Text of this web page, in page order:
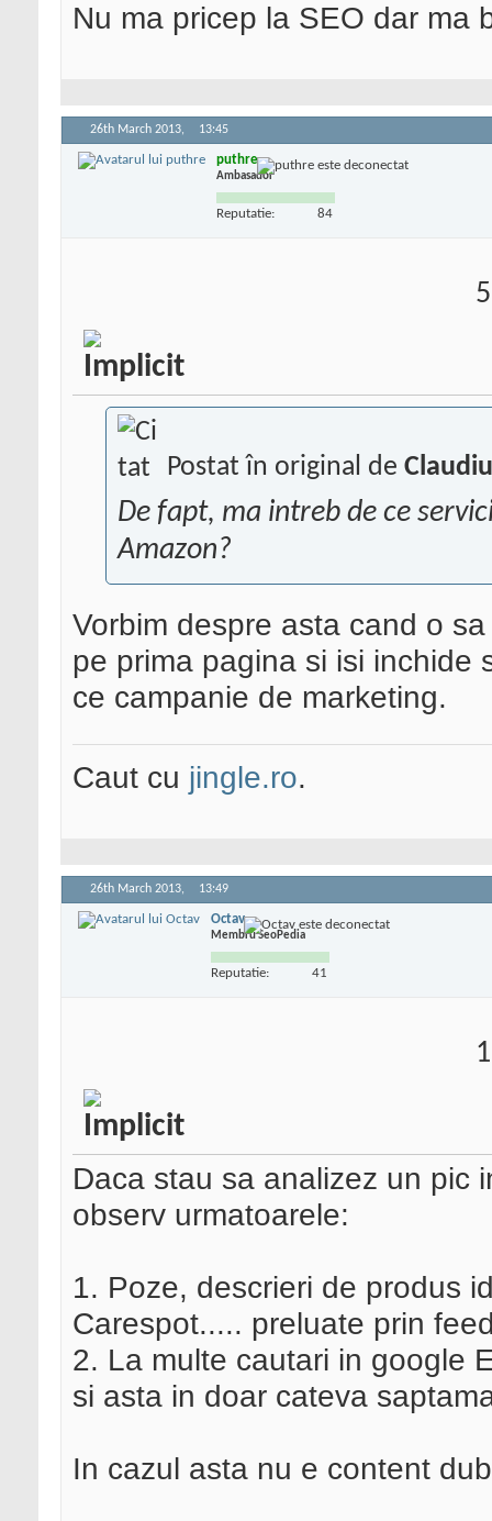
Nu ma pricep la SEO dar ma
26th March 2013, 13:45
puthre
Ambasador
Reputatie: 84
Postat în original de
De fapt, ma intreb de ce
Amazon?
Vorbim despre asta cand o
pe prima pagina si isi inchide
ce campanie de marketing.
Caut cu jingle.ro.
26th March 2013, 13:49
Octav
Membru SeoPedia
Reputatie: 41
Daca stau sa analizez un pic
observ urmatoarele:
1. Poze, descrieri de produs
Carespot..... preluate prin
2. La multe cautari in google
si asta in doar cateva
In cazul asta nu e content